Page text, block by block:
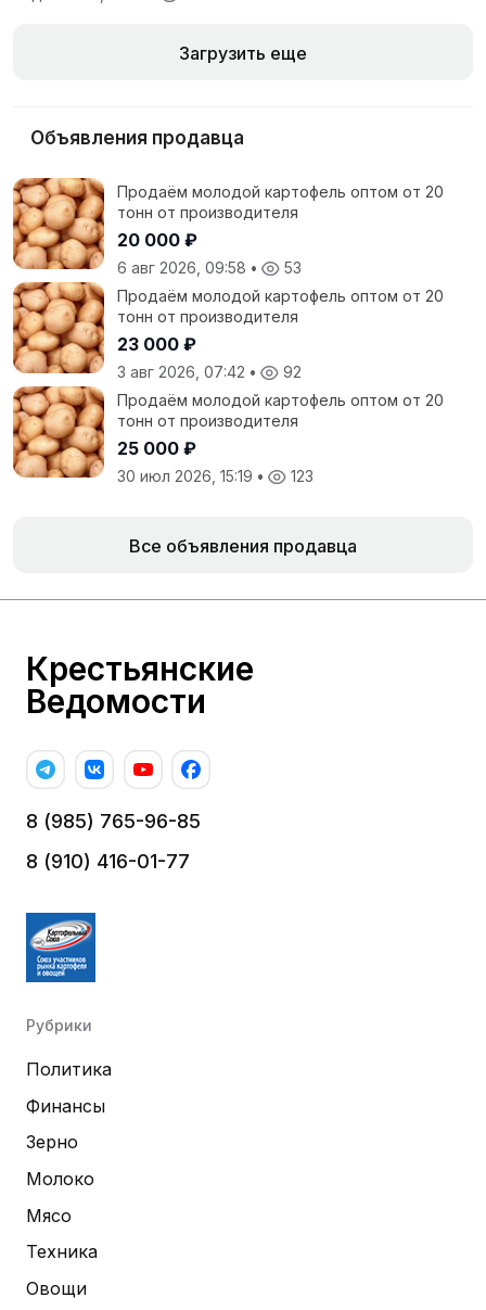
Загрузить еще
Объявления продавца
Продаём молодой картофель оптом от 20
тонн от производителя
20 000 ₽
6 авг 2026, 09:58 •
53
Продаём молодой картофель оптом от 20
тонн от производителя
23 000 ₽
3 авг 2026, 07:42 •
92
Продаём молодой картофель оптом от 20
тонн от производителя
25 000 ₽
30 июл 2026, 15:19 • 123
Все объявления продавца
Крестьянские
Ведомости
8 (985) 765-96-85
8 (910) 416-01-77
Рубрики
Политика
Финансы
Зерно
Молоко
Мясо
Техника
Овощи